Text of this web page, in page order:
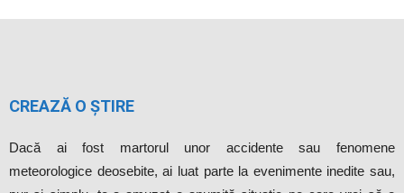
CREAZĂ O ȘTIRE
Dacă ai fost martorul unor accidente sau fenomene
meteorologice deosebite, ai luat parte la evenimente inedite sau,